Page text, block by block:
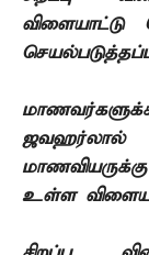
ஜவஹர்லால்
உள்ள